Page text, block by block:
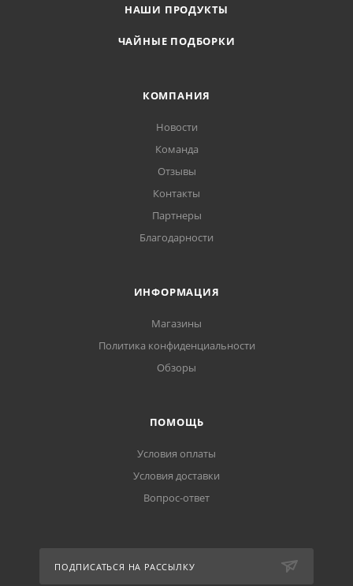
НАШИ ПРОДУКТЫ
ЧАЙНЫЕ ПОДБОРКИ
КОМПАНИЯ
Новости
Команда
Отзывы
Контакты
Партнеры
Благодарности
ИНФОРМАЦИЯ
Магазины
Политика конфиденциальности
Обзоры
ПОМОЩЬ
Условия оплаты
Условия доставки
Вопрос-ответ
ПОДПИСАТЬСЯ НА РАССЫЛКУ